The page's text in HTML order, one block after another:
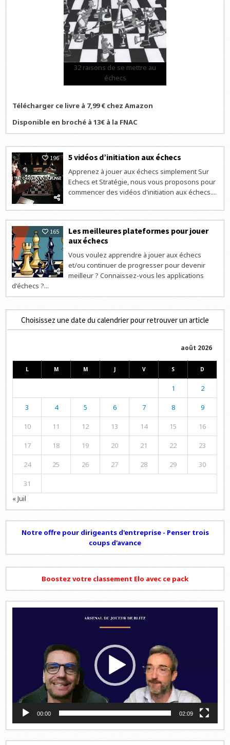
32 raisons de se mettre au
échecs
Télécharger ce livre à 7,99 € chez Amazon
Disponible en broché à 13€ à la FNAC
196 5 vidéos d’initiation aux échecs
Apprenez à jouer aux échecs simplement Sur
Echecs et Stratégie, nous vous proposons pour
commencer des vidéos d'initiation aux échecs....
165
Les meilleures plateformes pour jouer
aux échecs
Vous voulez apprendre à jouer aux échecs
et/ou continuer de progresser pour devenir
meilleur ? Connaissez-vous les applications
d'échecs ?...
Choisissez une date du calendrier pour retrouver un article
août 2026
L M M J V S D
1 2
3 4 5 6 7 8 9
10 11 12 13 14 15 16
17 18 19 20 21 22 23
24 25 26 27 28 29 30
31
« Juil
Notre offre pour dirigeants d'entreprise - Penser trois
coups d'avance
Boostez votre classement Elo avec ce pack
00:00 02:09